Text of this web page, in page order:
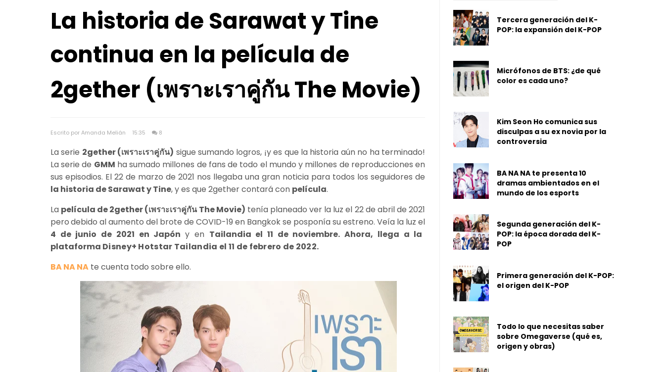
La historia de Sarawat y Tine
continua en la película de
2gether (เพราะเราคู่กัน The Movie)
Escrito por Amanda Melián 15:35 8
La serie 2gether (เพราะเราคู่กัน) sigue sumando logros, ¡y es que la historia aún no ha terminado!
La serie de GMM ha sumado millones de fans de todo el mundo y millones de reproducciones en
sus episodios. El 22 de marzo de 2021 nos llegaba una gran noticia para todos los seguidores de
la historia de Sarawat y Tine, y es que 2gether contará con película.
La película de 2gether (เพราะเราคู่กัน The Movie) tenía planeado ver la luz el 22 de abril de 2021
perodebido al aumento del brote de COVID-19 en Bangkok se posponía su estreno. Veía la luz el
4 de junio de 2021 en Japóny en Tailandia el 11 de noviembre. Ahora, llega a la
plataforma Disney+ Hotstar Tailandia el 11 de febrero de 2022.
BA NA NA te cuenta todo sobre ello.
Tercera generación del K-
POP: la expansión del K-POP
Micrófonos de BTS: ¿de qué
color es cada uno?
Kim Seon Ho comunica sus
disculpas a su ex novia por la
controversia
BA NA NA te presenta 10
dramas ambientados en el
mundo de los esports
Segunda generación del K-
POP: la época dorada del K-
POP
Primera generación del K-POP:
el origen del K-POP
Todo lo que necesitas saber
sobre Omegaverse (qué es,
origen y obras)